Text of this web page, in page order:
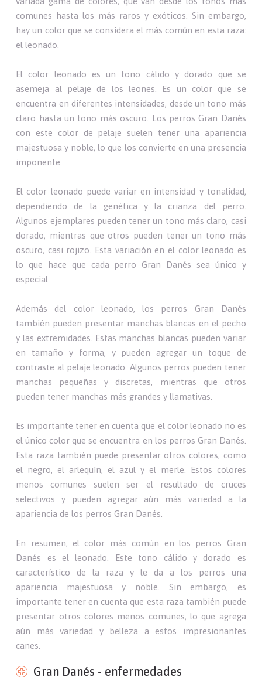
comunes hasta los más raros y exóticos. Sin embargo,
hay un color que se considera el más común en esta raza:
el leonado.
El color leonado es un tono cálido y dorado que se
asemeja al pelaje de los leones. Es un color que se
encuentra en diferentes intensidades, desde un tono más
claro hasta un tono más oscuro. Los perros Gran Danés
con este color de pelaje suelen tener una apariencia
majestuosa y noble, lo que los convierte en una presencia
imponente.
El color leonado puede variar en intensidad y tonalidad,
dependiendo de la genética y la crianza del perro.
Algunos ejemplares pueden tener un tono más claro, casi
dorado, mientras que otros pueden tener un tono más
oscuro, casi rojizo. Esta variación en el color leonado es
lo que hace que cada perro Gran Danés sea único y
especial.
Además del color leonado, los perros Gran Danés
también pueden presentar manchas blancas en el pecho
y las extremidades. Estas manchas blancas pueden variar
en tamaño y forma, y pueden agregar un toque de
contraste al pelaje leonado. Algunos perros pueden tener
manchas pequeñas y discretas, mientras que otros
pueden tener manchas más grandes y llamativas.
Es importante tener en cuenta que el color leonado no es
el único color que se encuentra en los perros Gran Danés.
Esta raza también puede presentar otros colores, como
el negro, el arlequín, el azul y el merle. Estos colores
menos comunes suelen ser el resultado de cruces
selectivos y pueden agregar aún más variedad a la
apariencia de los perros Gran Danés.
En resumen, el color más común en los perros Gran
Danés es el leonado. Este tono cálido y dorado es
característico de la raza y le da a los perros una
apariencia majestuosa y noble. Sin embargo, es
importante tener en cuenta que esta raza también puede
presentar otros colores menos comunes, lo que agrega
aún más variedad y belleza a estos impresionantes
canes.
Gran Danés - enfermedades